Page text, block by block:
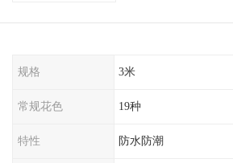
规格 3米
常规花色 19种
特性 防水防潮